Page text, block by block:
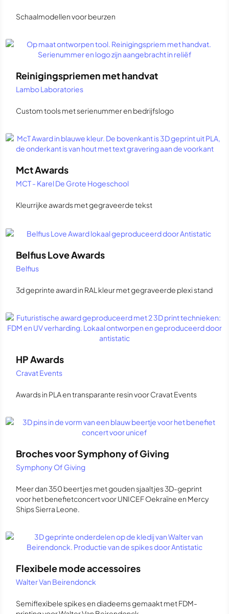
Schaalmodellen voor beurzen
Reinigingspriemen met handvat
Lambo Laboratories
Custom tools met serienummer en bedrijfslogo
Mct Awards
MCT - Karel De Grote Hogeschool
Kleurrijke awards met gegraveerde tekst
Belfius Love Awards
Belfius
3d geprinte award in RAL kleur met gegraveerde plexi stand
HP Awards
Cravat Events
Awards in PLA en transparante resin voor Cravat Events
Broches voor Symphony of Giving
Symphony Of Giving
Meer dan 350 beertjes met gouden sjaaltjes 3D-geprint
voor het benefietconcert voor UNICEF Oekraïne en Mercy
Ships Sierra Leone.
Flexibele mode accessoires
Walter Van Beirendonck
Semiflexibele spikes en diadeems gemaakt met FDM-